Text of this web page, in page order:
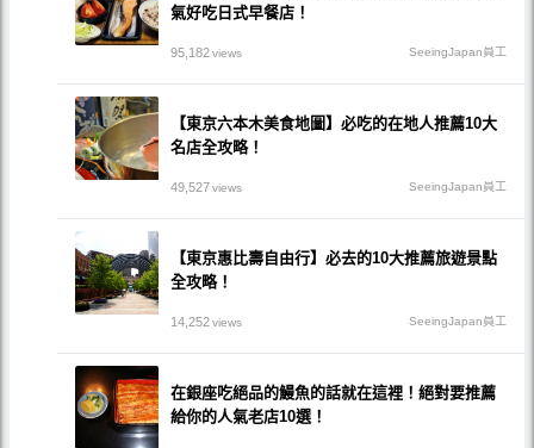
氣好吃日式早餐店！
95,182views SeeingJapan員工
【東京六本木美食地圖】必吃的在地人推薦10大
名店全攻略！
49,527views SeeingJapan員工
【東京惠比壽自由行】必去的10大推薦旅遊景點
全攻略！
14,252views SeeingJapan員工
在銀座吃絕品的鰻魚的話就在這裡！絕對要推薦
給你的人氣老店10選！